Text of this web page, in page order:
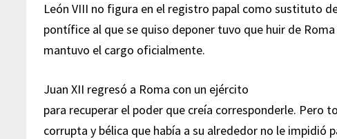
León VIII no figura en el registro papal como sustituto
pontífice al que se quiso deponer tuvo que huir de
mantuvo el cargo oficialmente.
Juan XII regresó a Roma con un ejército
para recuperar el poder que creía corresponderle. Pero
corrupta y bélica que había a su alrededor no le impidió